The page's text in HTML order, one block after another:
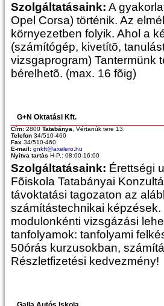
Szolgáltatásaink: A
Opel Corsa) történik. Az
környezetben folyik. Ahol a
(számítógép, kivetítõ,
vizsgaprogram) Tantermünk
bérelhetõ. (max. 16 fõig)
G+N Oktatási Kft.
Cím: 2800 Tatabánya , Vértanúk tere 13.
Telefon 34/510-460
Fax 34/510-460
E-mail: gnkft@axelero.hu
Nyitva tartás H-P.: 08:00-16:00
Szolgáltatásaink: Érettségi
Fõiskola Tatabányai
távoktatási tagozaton az
számítástechnikai
modulonkénti vizsgázási
tanfolyamok: tanfolyami
50órás kurzusokban,
Részletfizetési kedvezmény!